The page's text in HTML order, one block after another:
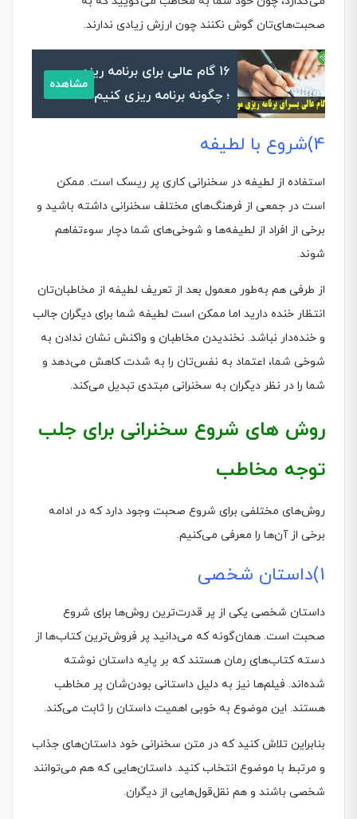
صحبت‌های‌تان گوش نکنند چون ارزش زیادی ندارند.
16 گام عالی برای برنامه ریزی
؛ چگونه برنامه ریزی کنیم ؟
مشاهده
4)شروع با لطیفه
استفاده از لطیفه در سخنرانی کاری پر ریسک است. ممکن
است در جمعی از فرهنگ‌های مختلف سخنرانی داشته باشید و
برخی از افراد از لطیفه‌ها و شوخی‌های شما دچار سوءتفاهم
شوند.
از طرفی هم به‌طور معمول بعد از تعریف لطیفه از مخاطبان‌تان
انتظار خنده دارید اما ممکن است لطیفه شما برای دیگران جالب
و خنده‌دار نباشد. نخندیدن مخاطبان و واکنش نشان ندادن به
شوخی شما، اعتماد به نفس‌تان را به شدت کاهش می‌دهد و
شما را در نظر دیگران به سخنرانی مبتدی تبدیل می‌کند.
روش های شروع سخنرانی برای جلب
توجه مخاطب
روش‌های مختلفی برای شروع صحبت وجود دارد که در ادامه
برخی از آن‌ها را معرفی می‌کنیم.
1)داستان شخصی
داستان شخصی یکی از پر قدرت‌ترین روش‌ها برای شروع
صحبت است. همان‌گونه که می‌دانید پر فروش‌ترین کتاب‌ها از
دسته کتاب‌های رمان‌ هستند که بر پایه داستان نوشته
شده‌اند. فیلم‌ها نیز به دلیل داستانی بودن‌شان پر مخاطب
هستند. این موضوع به خوبی اهمیت داستان را ثابت می‌کند.
بنابراین تلاش کنید که در متن سخنرانی خود داستان‌های جذاب
و مرتبط با موضوع انتخاب کنید. داستان‌هایی که هم می‌توانند
شخصی باشند و هم نقل‌قول‌هایی از دیگران.